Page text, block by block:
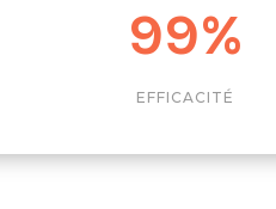
99%
EFFICACITÉ